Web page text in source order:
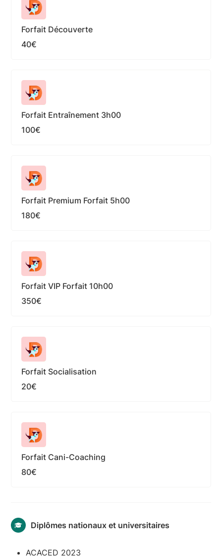
Forfait Découverte
40€
Forfait Entraînement 3h00
100€
Forfait Premium Forfait 5h00
180€
Forfait VIP Forfait 10h00
350€
Forfait Socialisation
20€
Forfait Cani-Coaching
80€
Diplômes nationaux et universitaires
ACACED 2023